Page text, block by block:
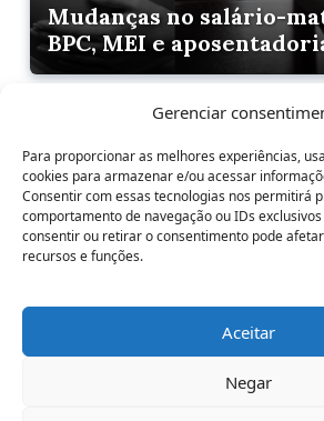
Gerenciar
Para proporcionar as melhores experiências,
cookies para armazenar e/ou acessar
Consentir com essas tecnologias nos permitirá
comportamento de navegação ou IDs
consentir ou retirar o consentimento pode
recursos e funções.
Aceitar
Negar
Mudanças no salário-
BPC, MEI e
exigem atenção dos
Aposentadoria
aposentadoria de
bombeiros nos estados